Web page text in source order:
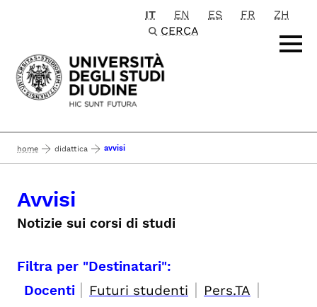
Passa al contenuto principale
IT EN ES FR
ZH
CERCA
home didattica avvisi
Avvisi
Notizie sui corsi di studi
Filtra per "Destinatari":
Docenti | Futuri studenti | Pers.TA |